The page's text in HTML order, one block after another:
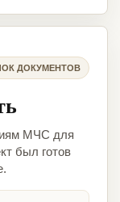
ДОКУМЕНТОВ
МЧС для
был готов